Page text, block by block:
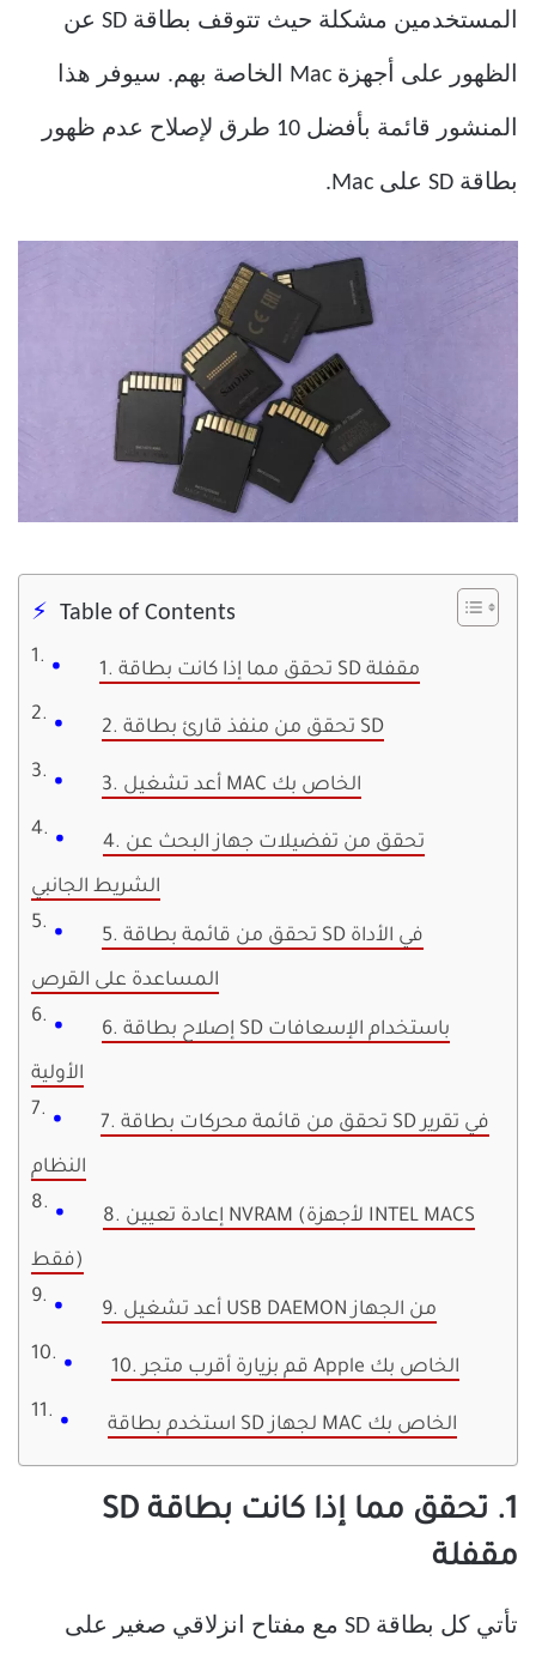
المستخدمين مشكلة حيث تتوقف بطاقة SD عن
الظهور على أجهزة Mac الخاصة بهم. سيوفر هذا
المنشور قائمة بأفضل 10 طرق لإصلاح عدم ظهور
بطاقة SD على Mac.
Table of Contents
1. تحقق مما إذا كانت بطاقة SD مقفلة
2. تحقق من منفذ قارئ بطاقة SD
3. أعد تشغيل MAC الخاص بك
4. تحقق من تفضيلات جهاز البحث عن
الشريط الجانبي
5. تحقق من قائمة بطاقة SD في الأداة
المساعدة على القرص
6. إصلاح بطاقة SD باستخدام الإسعافات
الأولية
7. تحقق من قائمة محركات بطاقة SD في تقرير
النظام
8. إعادة تعيين NVRAM (لأجهزة INTEL MACS
فقط)
9. أعد تشغيل USB DAEMON من الجهاز
10. قم بزيارة أقرب متجر Apple الخاص بك
استخدم بطاقة SD لجهاز MAC الخاص بك
1. تحقق مما إذا كانت بطاقة SD
مقفلة
تأتي كل بطاقة SD مع مفتاح انزلاقي صغير على